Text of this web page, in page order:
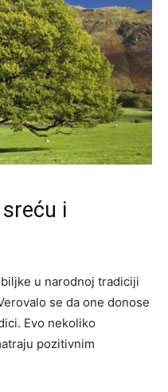
i
u narodnoj tradiciji
se da one donose
Evo nekoliko
pozitivnim